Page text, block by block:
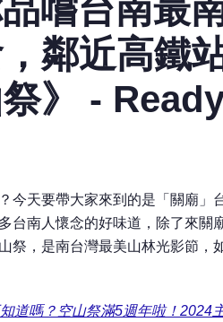
嚐台南最
鄰近高鐵
》 -
今天要帶大家來到的是「關廟」
台南人懷念的好味道，除了來關
祭，是南台灣最美山林光影節，
道嗎？空山祭滿5週年啦！2024